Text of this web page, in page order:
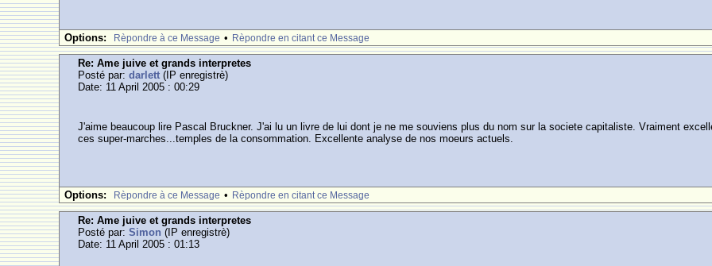
Options: Rèpondre à ce Message • Rèpondre en citant ce Message
Re: Ame juive et grands interpretes
Posté par:darlett (IP enregistrè)
Date: 11 April 2005 : 00:29
J'aime beaucoup lire Pascal Bruckner. J'ai lu un livre de lui dont je ne me souviens plus du nom sur la societe capitaliste. Vraiment
ces super-marches...temples de la consommation. Excellente analyse de nos moeurs actuels.
Options: Rèpondre à ce Message • Rèpondre en citant ce Message
Re: Ame juive et grands interpretes
Posté par:Simon (IP enregistrè)
Date: 11 April 2005 : 01:13